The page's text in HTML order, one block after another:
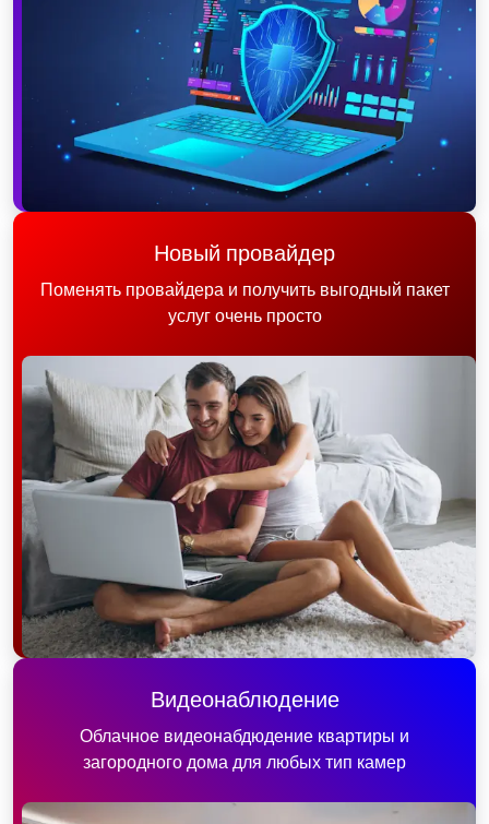
Новый провайдер
Поменять провайдера и получить выгодный пакет
услуг очень просто
Видеонаблюдение
Облачное видеонабдюдение квартиры и
загородного дома для любых тип камер